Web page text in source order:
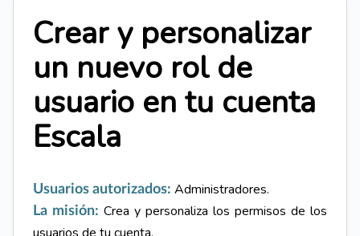
Crear y personalizar
un nuevo rol de
usuario en tu cuenta
Escala
Usuarios autorizados: Administradores.
La misión: Crea y personaliza los permisos de los